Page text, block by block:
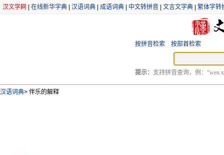
汉文学网 在线新华字典 汉语词典 成语词典 中文转拼音 文言文字典 繁体字转
按拼音检索 按部首检索
提示： 支持拼音查询，例：“wen
汉语词典> 伴乐的解释